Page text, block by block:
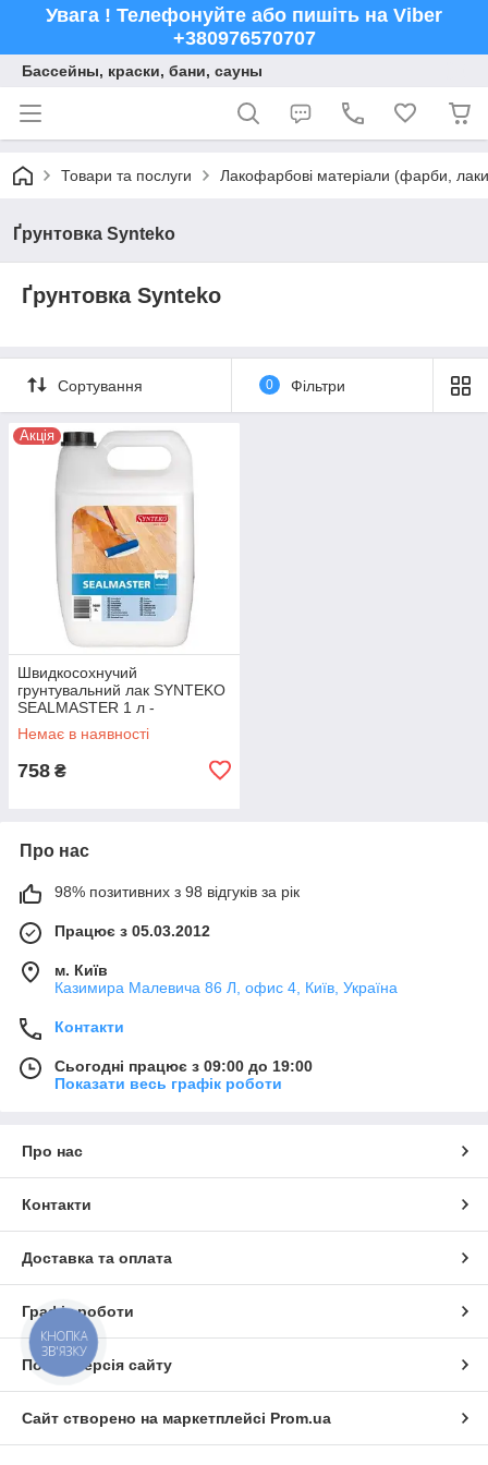
Увага ! Телефонуйте або пишіть на Viber
+380976570707
Бассейны, краски, бани, сауны
Товари та послуги Лакофарбові матеріали (фарби,
Ґрунтовка Synteko
Ґрунтовка Synteko
Сортування 0 Фільтри
Акція
Швидкосохнучий
грунтувальний лак SYNTEKO
SEALMASTER 1 л -
Однокомпонентний лак для
підлоги
Немає в наявності
758 ₴
Про нас
98% позитивних з 98 відгуків за рік
Працює з 05.03.2012
м. Київ
Казимира Малевича 86 Л, офис 4, Київ, Україна
Контакти
Сьогодні працює з 09:00 до 19:00
Показати весь графік роботи
Про нас
Контакти
Доставка та оплата
Графік роботи
Повна версія сайту
Сайт створено на маркетплейсі Prom.ua
КНОПКА
ЗВ'ЯЗКУ